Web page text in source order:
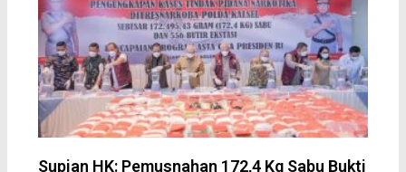
Supian HK: Pemusnahan 172,4 Kg Sabu Bukti